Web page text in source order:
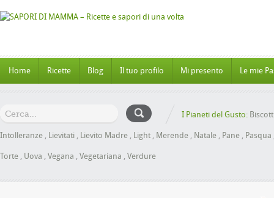
Home Ricette Blog Il tuo profilo Mi presento Le mie
I Pianeti del Gusto:
Intolleranze , Lievitati , Lievito Madre , Light , Merende , Natale , Pane , Pasqua
Torte , Uova , Vegana , Vegetariana , Verdure